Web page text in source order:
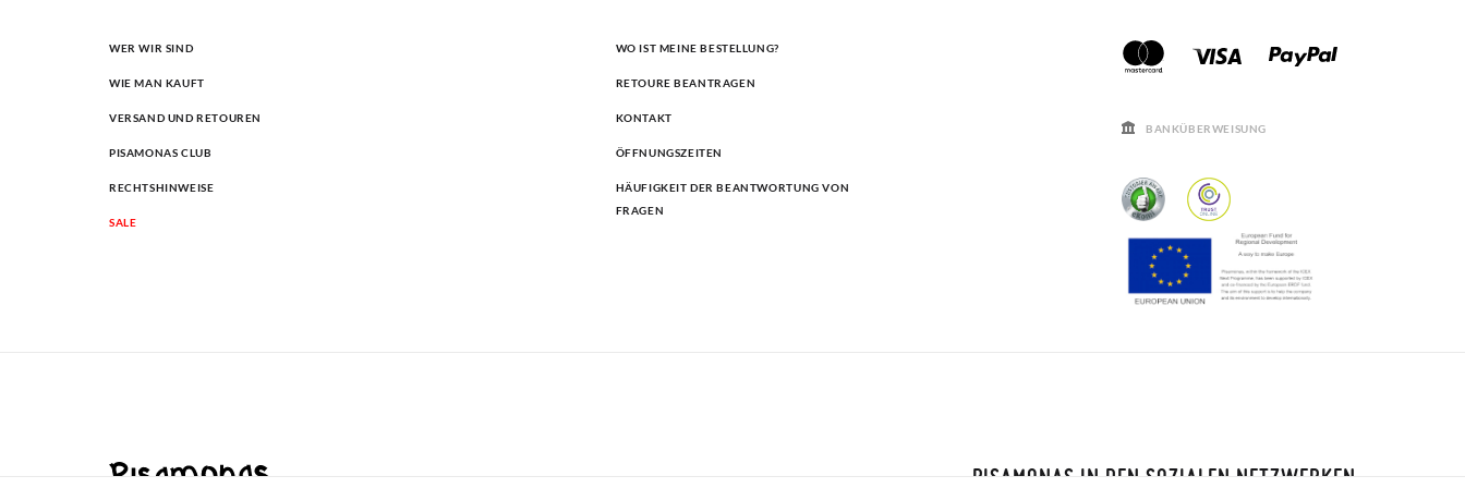
WER WIR SIND
WIE MAN KAUFT
VERSAND UND RETOUREN
PISAMONAS CLUB
RECHTSHINWEISE
SALE
WO IST MEINE BESTELLUNG?
RETOURE BEANTRAGEN
KONTAKT
ÖFFNUNGSZEITEN
HÄUFIGKEIT DER BEANTWORTUNG VON
FRAGEN
BANKÜBERWEISUNG
PISAMONAS IN DEN SOZIALEN NETZWERKEN